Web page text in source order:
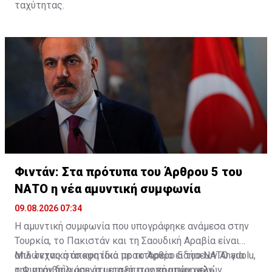
ταχύτητας.
Φιντάν: Στα πρότυπα του Άρθρου 5 του
ΝΑΤΟ η νέα αμυντική συμφωνία
09.08.2026 07:34
Η αμυντική συμφωνία που υπογράφηκε ανάμεσα στην
Τουρκία, το Πακιστάν και τη Σαουδική Αραβία είναι
από τεχνική άποψη ίδια με τo Άρθρο 5 του ΝΑΤΟ για
Μιλώντας στο κρατικό πρακτορείο ειδήσεων Anadolu,